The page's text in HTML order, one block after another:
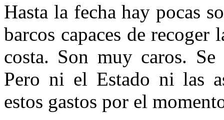
Hasta la fecha hay pocas
barcos capaces de recoger
costa. Son muy caros.
Pero ni el Estado ni las
estos gastos por el